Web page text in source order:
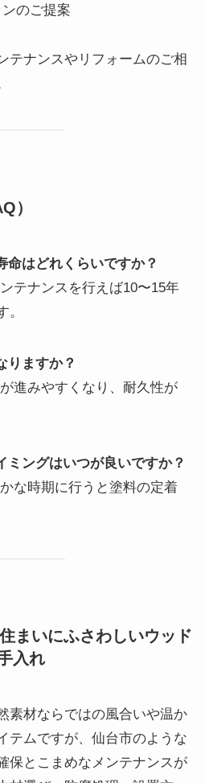
のご提案
テナンスやリフォームのご相
）
命はどれくらいですか？
テナンスを行えば10〜15年
。
りますか？
進みやすくなり、耐久性が
ミングはいつが良いですか？
な時期に行うと塗料の定着
まいにふさわしいウッド
入れ
素材ならではの風合いや温か
テムですが、仙台市のような
保とこまめなメンテナンスが